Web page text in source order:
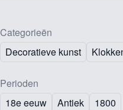
Categorieën
Decoratieve kunst
Perioden
18e eeuw
Antiek 1800